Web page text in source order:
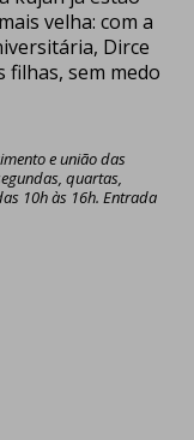
velha: com a
Dirce
sem medo
e união das
quartas,
10h às 16h. Entrada